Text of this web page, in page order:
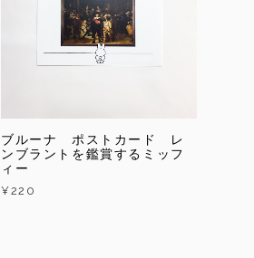
ブルーナ ポストカード レ
ンブラントを鑑賞するミッフ
ィー
¥220